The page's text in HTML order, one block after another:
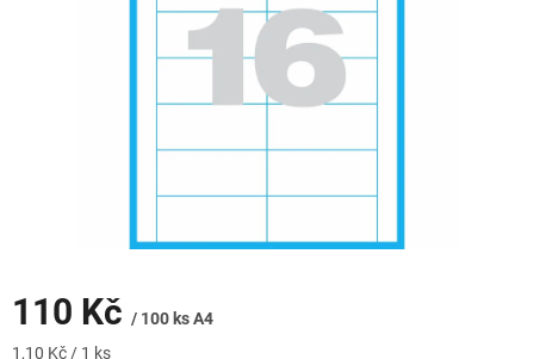
110 Kč / 100 ks A4
Měrná
1,10 Kč / 1 ks